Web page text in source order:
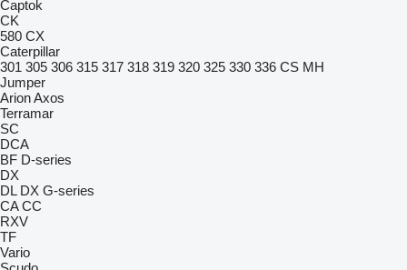
Captok
CK
580 CX
Caterpillar
301 305 306 315 317 318 319 320 325 330 336 CS MH
Jumper
ArionAxos
Terramar
SC
DCA
BF D-series
DX
DL DX G-series
CA CC
RXV
TF
Vario